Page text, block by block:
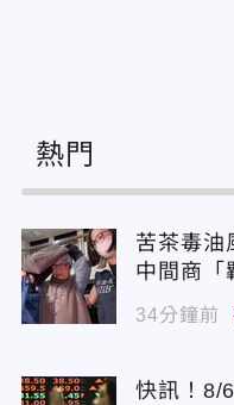
熱門
苦茶毒油
中間商「
34分鐘前
快訊！8/